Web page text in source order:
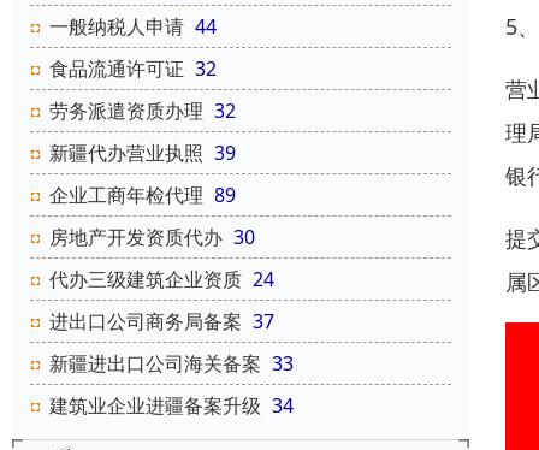
一般纳税人申请 44
食品流通许可证 32
劳务派遣资质办理 32
新疆代办营业执照 39
企业工商年检代理 89
房地产开发资质代办 30
代办三级建筑企业资质 24
进出口公司商务局备案 37
新疆进出口公司海关备案 33
建筑业企业进疆备案升级 34
5
营
理
银
提
属